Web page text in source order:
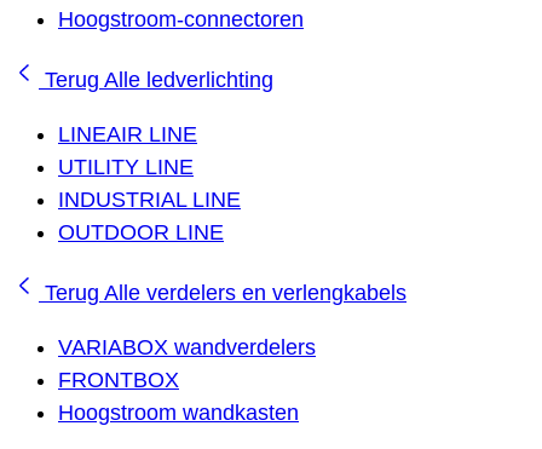
Hoogstroom-connectoren
Terug Alle ledverlichting
LINEAIR LINE
UTILITY LINE
INDUSTRIAL LINE
OUTDOOR LINE
Terug Alle verdelers en verlengkabels
VARIABOX wandverdelers
FRONTBOX
Hoogstroom wandkasten